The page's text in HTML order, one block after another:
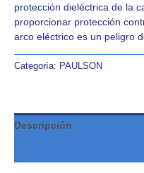
protección dieléctrica de la
proporcionar protección
arco eléctrico es un peligro
Categoría: PAULSON
Descripción